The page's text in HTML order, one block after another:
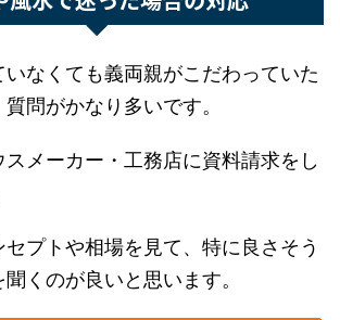
いなくても義両親がこだわってい
質問がかなり多いです。
メーカー・工務店に資料請求を
セプトや相場を見て、特に良さそ
聞くのが良いと思います。